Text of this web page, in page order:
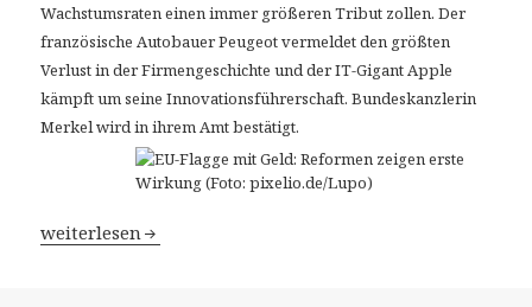
Wachstumsraten einen immer größeren Tribut zollen. Der
französische Autobauer Peugeot vermeldet den größten
Verlust in der Firmengeschichte und der IT-Gigant Apple
kämpft um seine Innovationsführerschaft. Bundeskanzlerin
Merkel wird in ihrem Amt bestätigt.
Rückblick 2013: Europa erholt sich von der Krise –
weiterlesen